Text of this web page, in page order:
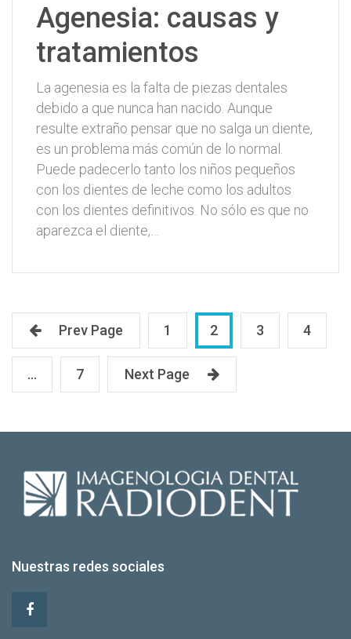
Agenesia: causas y
tratamientos
La agenesia es la falta de piezas dentales
debido a que nunca han nacido. Aunque
resulte extraño pensar que no salga un diente,
es un problema más común de lo normal.
Puede padecerlo tanto los niños pequeños
con los dientes de leche como los adultos
con los dientes definitivos. No sólo es que no
aparezca el diente,…
Prev Page 1 2 3 4
… 7 Next Page
Nuestras redes sociales